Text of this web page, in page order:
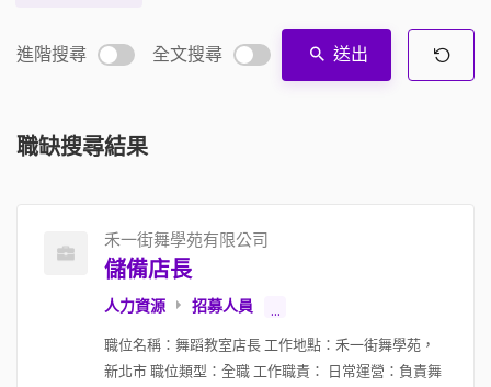
進階搜尋 全文搜尋 送出
職缺搜尋結果
禾一街舞學苑有限公司
儲備店長
人力資源 招募人員 ...
職位名稱：舞蹈教室店長 工作地點：禾一街舞學苑，
新北市 職位類型：全職 工作職責： 日常運營：負責舞